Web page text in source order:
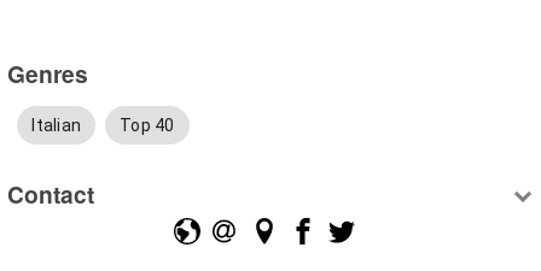
Genres
Italian Top 40
Contact